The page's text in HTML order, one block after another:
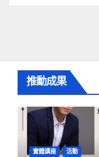
推動成果
實體講座 活動